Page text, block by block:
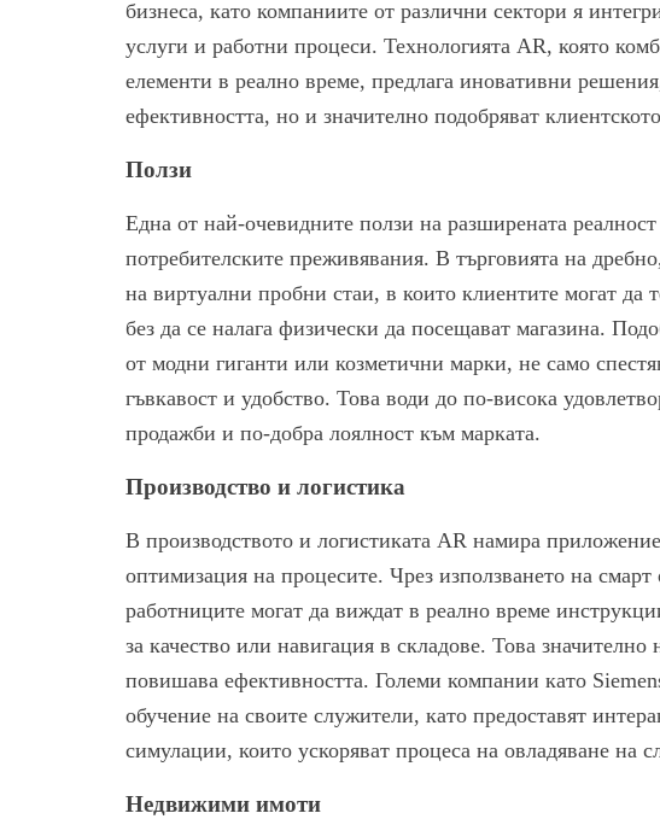
бизнеса, като компаниите от различни сектори я
услуги и работни процеси. Технологията AR, която
елементи в реално време, предлага иновативни
ефективността, но и значително подобряват
Ползи
Една от най-очевидните ползи на разширената
потребителските преживявания. В търговията на
на виртуални пробни стаи, в които клиентите могат да
без да се налага физически да посещават магазина.
от модни гиганти или козметични марки, не само
гъвкавост и удобство. Това води до по-висока
продажби и по-добра лоялност към марката.
Производство и логистика
В производството и логистиката AR намира
оптимизация на процесите. Чрез използването на
работниците могат да виждат в реално време
за качество или навигация в складове. Това
повишава ефективността. Големи компании като
обучение на своите служители, като предоставят
симулации, които ускоряват процеса на овладяване на
Недвижими имоти